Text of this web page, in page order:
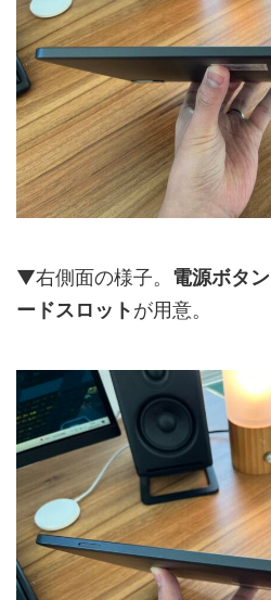
▼右側面の様子。 電源ボタン
ードスロットが用意。